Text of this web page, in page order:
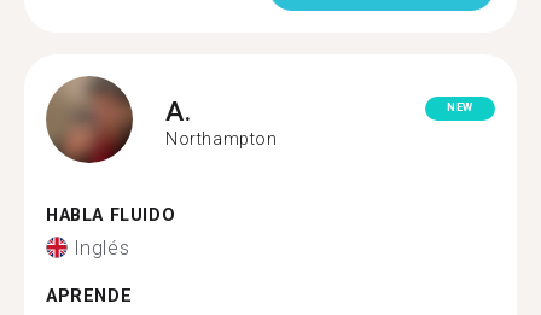
A.
Northampton
NEW
HABLA FLUIDO
Inglés
APRENDE